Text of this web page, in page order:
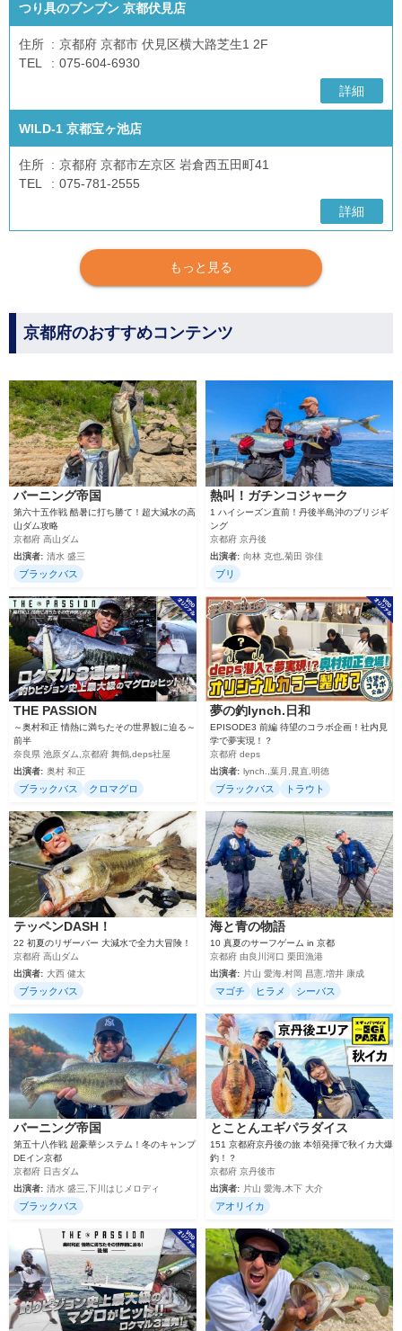
つり具のブンブン 京都伏見店
住所
京都府 京都市 伏見区横大路芝生1 2F
TEL
075-604-6930
詳細
WILD-1 京都宝ヶ池店
住所
京都府 京都市左京区 岩倉西五田町41
TEL
075-781-2555
詳細
もっと見る
京都府のおすすめコンテンツ
バーニング帝国
第六十五作戦 酷暑に打ち勝て！超大減水の高
山ダム攻略
京都府 高山ダム
出演者: 清水 盛三
ブラックバス
熱叫！ガチンコジャーク
1 ハイシーズン直前！丹後半島沖のブリジギ
ング
京都府 京丹後
出演者: 向林 克也,菊田 弥佳
ブリ
THE PASSION
～奥村和正 情熱に満ちたその世界観に迫る～
前半
奈良県 池原ダム,京都府 舞鶴,deps社屋
出演者: 奥村 和正
ブラックバス クロマグロ
夢の釣lynch.日和
EPISODE3 前編 待望のコラボ企画！社内見
学で夢実現！？
京都府 deps
出演者: lynch.,葉月,晁直,明徳
ブラックバス トラウト
テッペンDASH！
22 初夏のリザーバー 大減水で全力大冒険！
京都府 高山ダム
出演者: 大西 健太
ブラックバス
海と青の物語
10 真夏のサーフゲーム in 京都
京都府 由良川河口 栗田漁港
出演者:
片山 愛海,村岡 昌憲,増井 康成
マゴチ ヒラメ シーバス
バーニング帝国
第五十八作戦 超豪華システム！冬のキャンプ
DEイン京都
京都府 日吉ダム
出演者: 清水 盛三,下川はじメロディ
ブラックバス
とことんエギパラダイス
151 京都府京丹後の旅 本領発揮で秋イカ大爆
釣！？
京都府 京丹後市
出演者: 片山 愛海,木下 大介
アオリイカ